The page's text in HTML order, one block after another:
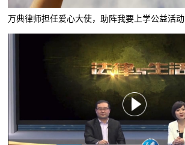
万典律师担任爱心大使，助阵我要上学公益活动